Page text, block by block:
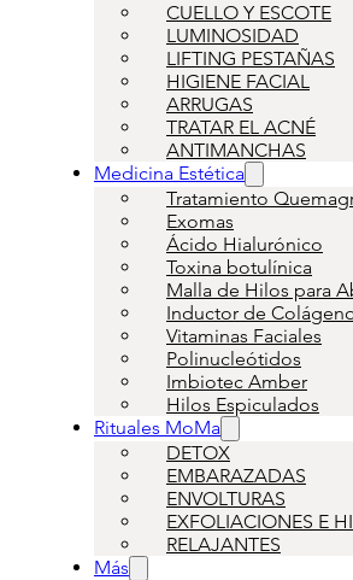
CUELLO Y ESCOTE
LUMINOSIDAD
LIFTING PESTAÑAS
HIGIENE FACIAL
ARRUGAS
TRATAR EL ACNÉ
ANTIMANCHAS
Medicina Estética
Tratamiento
Exomas
Ácido Hialurónico
Toxina botulínica
Malla de Hilos para
Inductor de
Vitaminas Faciales
Polinucleótidos
Imbiotec Amber
Hilos Espiculados
Rituales MoMa
DETOX
EMBARAZADAS
ENVOLTURAS
EXFOLIACIONES E
RELAJANTES
Más